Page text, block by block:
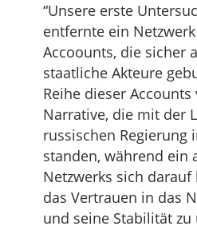
“Unsere erste
entfernte ein
Accoounts, die sicher
staatliche Akteure
Reihe dieser
Narrative, die mit der
russischen Regierung
standen, während ein
Netzwerks sich darauf
das Vertrauen in das
und seine Stabilität zu